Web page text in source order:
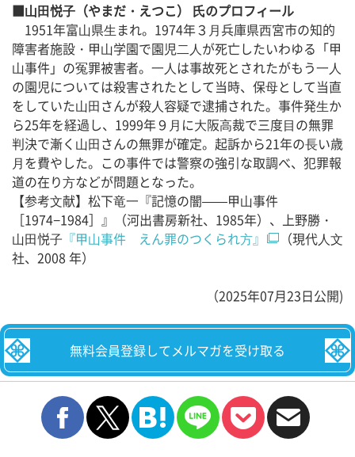
■⼭⽥悦⼦（やまだ・えつこ） ⽒のプロフィール
1951年富⼭県⽣まれ。1974年３⽉兵庫県⻄宮市の知的
障害者施設・甲⼭学園で園児⼆⼈が死亡したいわゆる「甲
⼭事件」の冤罪被害者。⼀⼈は事故死とされたがもう⼀⼈
の園児については殺害されたとして当時、保⺟として当直
をしていた⼭⽥さんが殺⼈容疑で逮捕された。事件発⽣か
ら25年を経過し、1999年９⽉に⼤阪⾼裁で三度⽬の無罪
判決で漸く⼭⽥さんの無罪が確定。起訴から21年の⻑い歳
⽉を費やした。この事件では警察の強引な取調べ、犯罪報
道の在り⽅などが問題となった。
【参考⽂献】松下⻯⼀『記憶の闇——甲⼭事件
［1974−1984］』（河出書房新社、1985年）、上野勝・
⼭⽥悦⼦ 『甲⼭事件 えん罪のつくられ⽅』
（現代⼈⽂
社、2008 年）
（2025年07月23日公開)
無料会員登録してメルマガを受け取る